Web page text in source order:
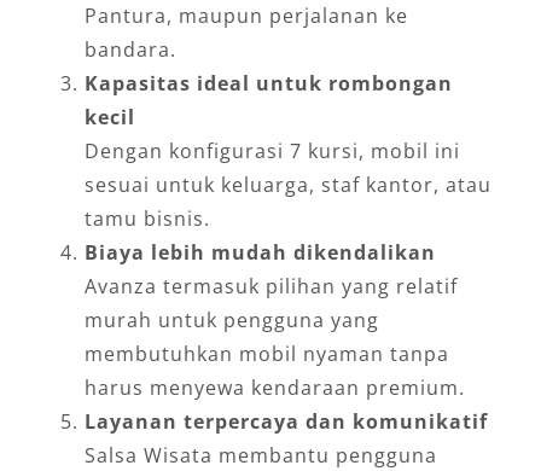
Pantura, maupun perjalanan ke
bandara.
Kapasitas ideal untuk rombongan
kecil
Dengan konfigurasi 7 kursi, mobil ini
sesuai untuk keluarga, staf kantor, atau
tamu bisnis.
Biaya lebih mudah dikendalikan
Avanza termasuk pilihan yang relatif
murah untuk pengguna yang
membutuhkan mobil nyaman tanpa
harus menyewa kendaraan premium.
Layanan terpercaya dan komunikatif
Salsa Wisata membantu pengguna